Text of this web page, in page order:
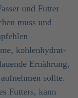
und Futter
muss und
kohlenhydrat-
Ernährung,
sollte.
Futters, kann